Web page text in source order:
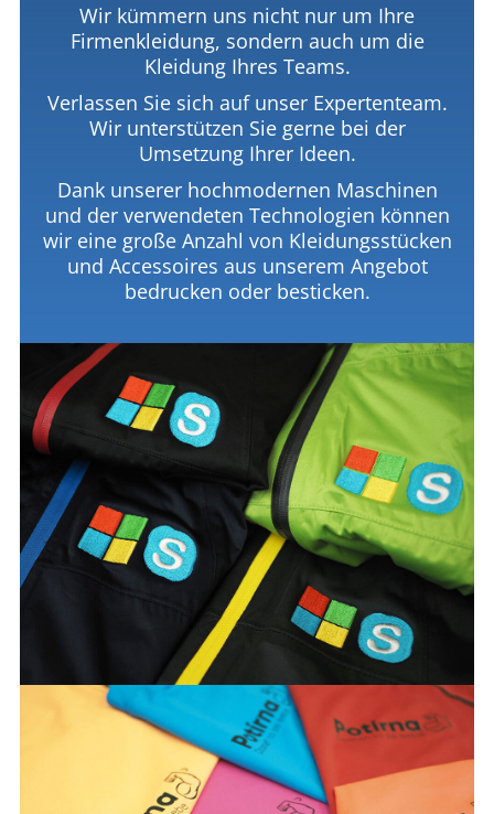
Wir kümmern uns nicht nur um Ihre
Firmenkleidung, sondern auch um die
Kleidung Ihres Teams.
Verlassen Sie sich auf unser Expertenteam.
Wir unterstützen Sie gerne bei der
Umsetzung Ihrer Ideen.
Dank unserer hochmodernen Maschinen
und der verwendeten Technologien können
wir eine große Anzahl von Kleidungsstücken
und Accessoires aus unserem Angebot
bedrucken oder besticken.